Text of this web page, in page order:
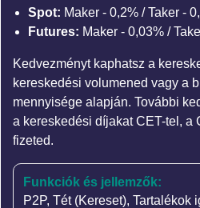
Spot: Maker - 0,2% / Taker -
Futures: Maker - 0,03% /
Kedvezményt kaphatsz a
kereskedési volumened vagy a
mennyisége alapján. További
a kereskedési díjakat CET-tel, a
fizeted.
Funkciók és jellemzők:
P2P, Tét (Kereset), Tartalékok